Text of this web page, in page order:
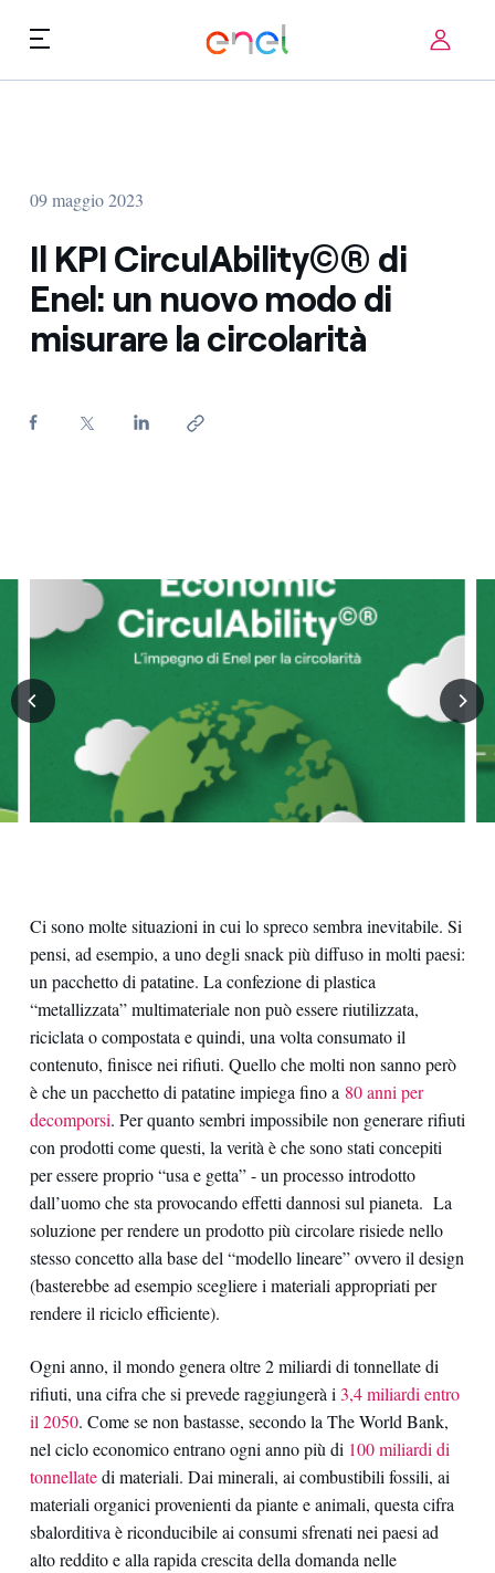
Skip to content
Startup ecosystem
Come funziona
Termini di utilizzo
FAQ
09 maggio 2023
Il KPI CirculAbility©® di
Enel: un nuovo modo di
misurare la circolarità
Ci sono molte situazioni in cui lo spreco sembra inevitabile. Si
pensi, ad esempio, a uno degli snack più diffuso in molti paesi:
un pacchetto di patatine. La confezione di plastica
“metallizzata” multimateriale non può essere riutilizzata,
riciclata o compostata e quindi, una volta consumato il
contenuto, finisce nei rifiuti. Quello che molti non sanno però
è che un pacchetto di patatine impiega fino a 80 anni per
decomporsi. Per quanto sembri impossibile non generare rifiuti
con prodotti come questi, la verità è che sono stati concepiti
per essere proprio “usa e getta” - un processo introdotto
dall’uomo che sta provocando effetti dannosi sul pianeta. La
soluzione per rendere un prodotto più circolare risiede nello
stesso concetto alla base del “modello lineare” ovvero il design
(basterebbe ad esempio scegliere i materiali appropriati per
rendere il riciclo efficiente).
Ogni anno, il mondo genera oltre 2 miliardi di tonnellate di
rifiuti, una cifra che si prevede raggiungerà i 3,4 miliardi entro
il 2050. Come se non bastasse, secondo la The World Bank,
nel ciclo economico entrano ogni anno più di 100 miliardi di
tonnellatedi materiali. Dai minerali, ai combustibili fossili, ai
materiali organici provenienti da piante e animali, questa cifra
sbalorditiva è riconducibile ai consumi sfrenati nei paesi ad
alto reddito e alla rapida crescita della domanda nelle